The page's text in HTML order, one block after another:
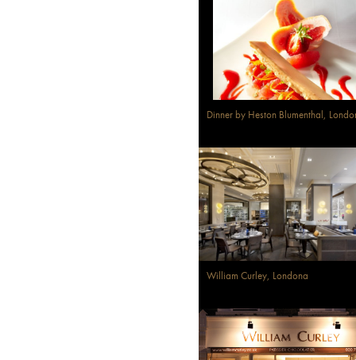
Dinner by Heston Blumenthal,
William Curley, Londona